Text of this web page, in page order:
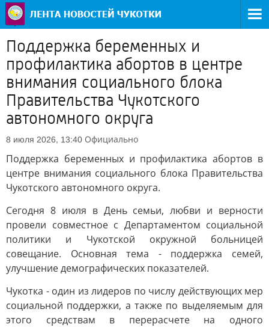
Поддержка беременных и
профилактика абортов в центре
внимания социального блока
Правительства Чукотского
автономного округа
8 июля 2026, 13:40 Официально
Поддержка беременных и профилактика абортов в
центре внимания социального блока Правительства
Чукотского автономного округа.
Сегодня 8 июля в День семьи, любви и верности
провели совместное с Департаментом социальной
политики и Чукотской окружной больницей
совещание. Основная тема - поддержка семей,
улучшение демографических показателей.
Чукотка - один из лидеров по числу действующих мер
социальной поддержки, а также по выделяемым для
этого средствам в перерасчете на одного